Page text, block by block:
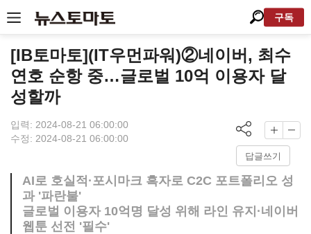
구독
[IB토마토](IT우먼파워)②네이버, 최수
연호 순항 중…글로벌 10억 이용자 달
성할까
입력: 2024-08-21 06:00:00
수정: 2024-08-21 06:00:00
답글쓰기
AI로 호실적·포시마크 흑자로 C2C 포트폴리오 성
과 '파란불'
글로벌 이용자 10억명 달성 위해 라인 유지·네이버
웹툰 선전 '필수'